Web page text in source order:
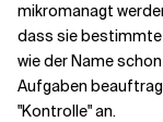
mikromanagt
dass sie bestimmte
wie der Name
Aufgaben
"Kontrolle" an.